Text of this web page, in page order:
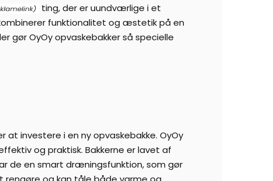
ting, der er uundværlige i et
funktionalitet og æstetik på en
gør OyOy opvaskebakker så specielle
investere i en ny opvaskebakke. OyOy
og praktisk. Bakkerne er lavet af
de en smart dræningsfunktion, som gør